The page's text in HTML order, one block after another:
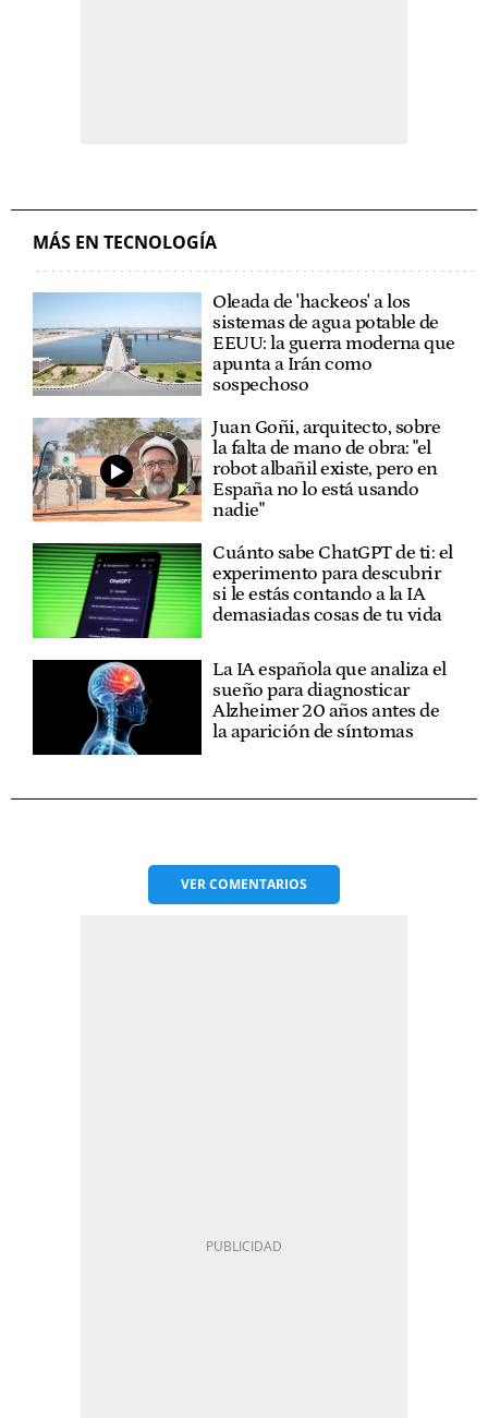
MÁS EN TECNOLOGÍA
Oleada de 'hackeos' a los
sistemas de agua potable de
EEUU: la guerra moderna que
apunta a Irán como
sospechoso
Juan Goñi, arquitecto, sobre
la falta de mano de obra: "el
robot albañil existe, pero en
España no lo está usando
nadie"
Cuánto sabe ChatGPT de ti: el
experimento para descubrir
si le estás contando a la IA
demasiadas cosas de tu vida
La IA española que analiza el
sueño para diagnosticar
Alzheimer 20 años antes de
la aparición de síntomas
VERCOMENTARIOS